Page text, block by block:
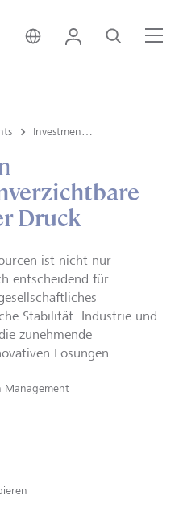
Schweiz • Deutsch
Login Suche
Druck
ist nicht nur
entscheidend für
Stabilität. Industrie und
zunehmende
Lösungen.
Management